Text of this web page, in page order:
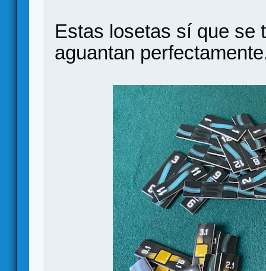
Estas losetas sí que se
aguantan